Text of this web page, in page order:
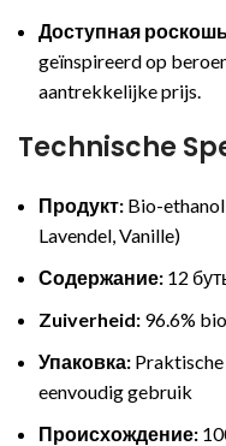
Доступная
geïnspireerd op
aantrekkelijke prijs.
Technische
Продукт: Bio-ethanol
Lavendel, Vanille)
Содержание: 12
Zuiverheid: 96.6%
Упаковка:
eenvoudig gebruik
Происхождение: